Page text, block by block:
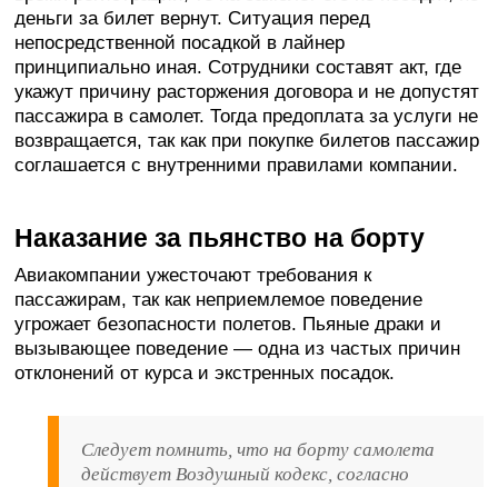
деньги за билет вернут. Ситуация перед
непосредственной посадкой в лайнер
принципиально иная. Сотрудники составят акт, где
укажут причину расторжения договора и не допустят
пассажира в самолет. Тогда предоплата за услуги не
возвращается, так как при покупке билетов пассажир
соглашается с внутренними правилами компании.
Наказание за пьянство на борту
Авиакомпании ужесточают требования к
пассажирам, так как неприемлемое поведение
угрожает безопасности полетов. Пьяные драки и
вызывающее поведение — одна из частых причин
отклонений от курса и экстренных посадок.
Следует помнить, что на борту самолета
действует Воздушный кодекс, согласно